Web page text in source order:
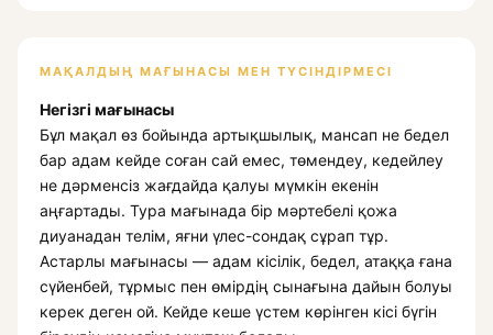
МАҚАЛДЫҢ МАҒЫНАСЫ МЕН ТҮСІНДІРМЕСІ
Негізгі мағынасы
Бұл мақал өз бойында артықшылық, мансап не бедел
бар адам кейде соған сай емес, төмендеу, кедейлеу
не дәрменсіз жағдайда қалуы мүмкін екенін
аңғартады. Тура мағынада бір мәртебелі қожа
диуанадан телім, яғни үлес-сондақ сұрап тұр.
Астарлы мағынасы — адам кісілік, бедел, атаққа ғана
сүйенбей, тұрмыс пен өмірдің сынағына дайын болуы
керек деген ой. Кейде кеше үстем көрінген кісі бүгін